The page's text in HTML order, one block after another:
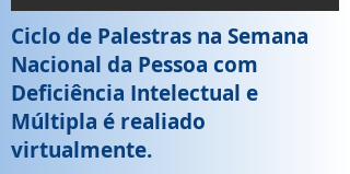
Ciclo de Palestras na Semana
Nacional da Pessoa com
Deficiência Intelectual e
Múltipla é realiado
virtualmente.